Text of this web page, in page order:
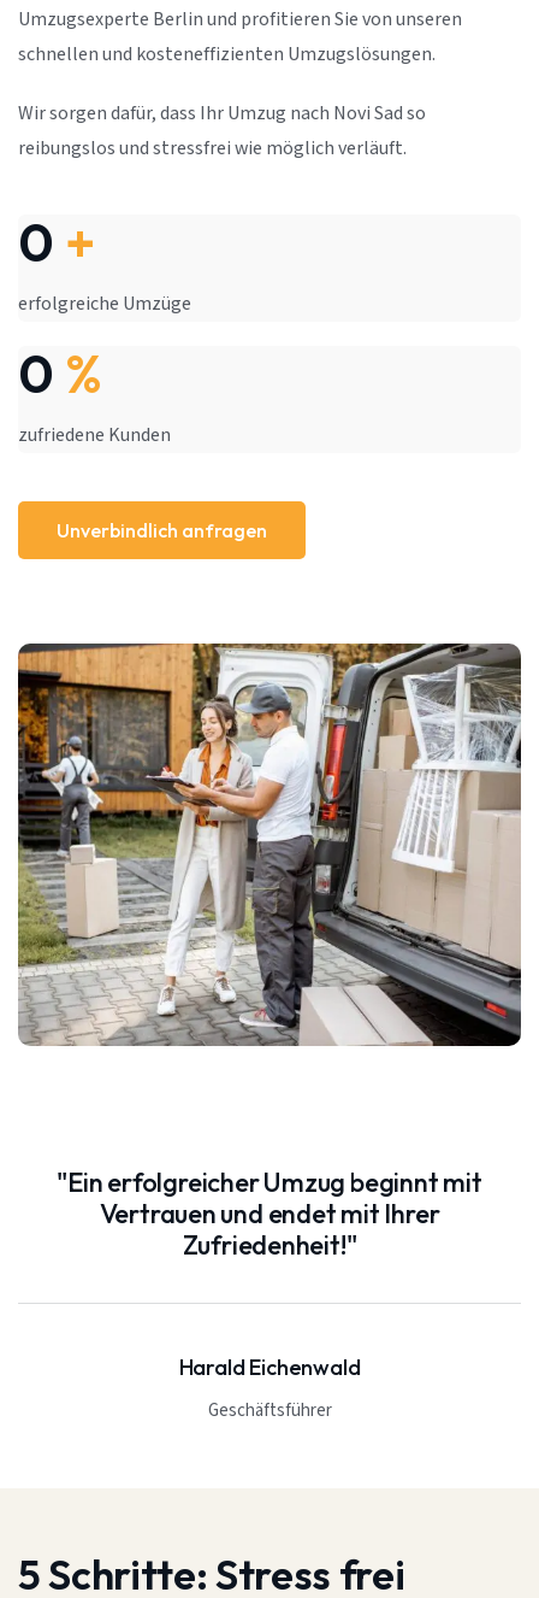
"Ein erfolgreicher Umzug beginnt mit
Vertrauen und endet mit Ihrer
Zufriedenheit!"
Harald Eichenwald
Geschäftsführer
Umzugsexperte Berlin und profitieren Sie von unseren
schnellen und kosteneffizienten Umzugslösungen.
Wir sorgen dafür, dass Ihr Umzug nach Novi Sad so
reibungslos und stressfrei wie möglich verläuft.
0 +
erfolgreiche Umzüge
0 %
zufriedene Kunden
Unverbindlich anfragen
5 Schritte:Stress frei